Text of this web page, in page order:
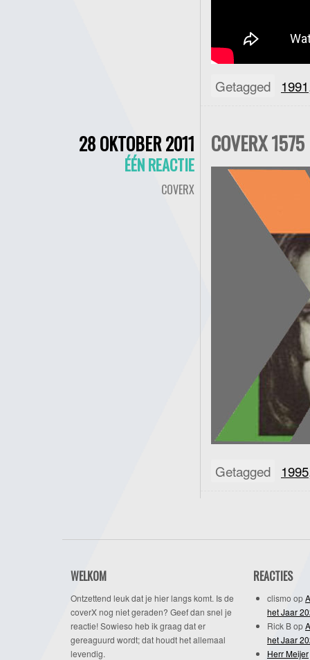
Getagged 1991
28 OKTOBER 2011
ÉÉN REACTIE
COVERX
COVERX
Getagged 1995
WELKOM
Ontzettend leuk dat je hier langs komt. Is de
coverX nog niet geraden? Geef dan snel je
reactie! Sowieso heb ik graag dat er
gereaguurd wordt; dat houdt het allemaal
levendig.
REACTIES
clismo op
het Jaar
Rick Bop
het Jaar
Herr Meijer